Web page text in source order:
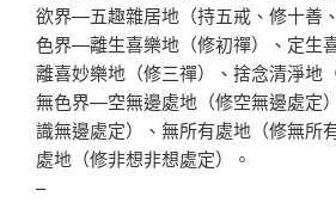
欲界—五趣雜居地（持五戒、修十善
色界—離生喜樂地（修初禪）、定生
離喜妙樂地（修三禪）、捨念清淨地
無色界—空無邊處地（修空無邊處定
識無邊處定）、無所有處地（修無所
處地（修非想非想處定）。
–